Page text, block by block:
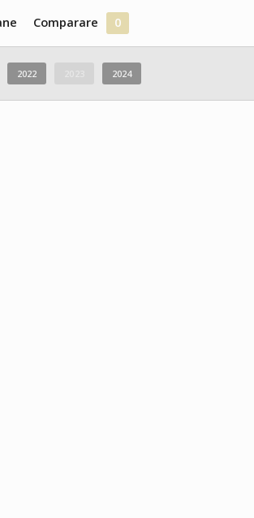
Comparare 0
2022 2024